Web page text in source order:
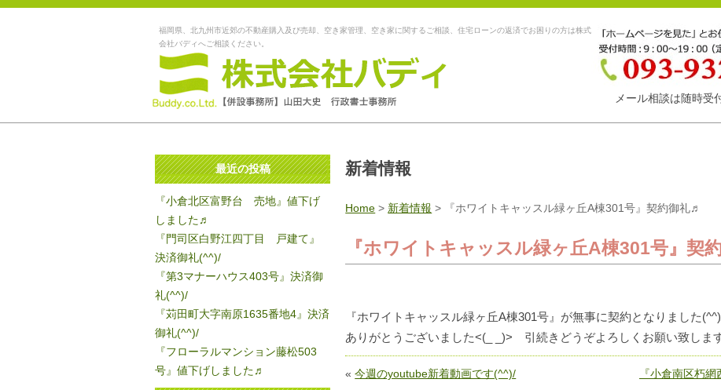
福岡県、北九州市近郊の不動産購入及び売却、空き家管理、空き家に関するご相談、住宅ローンの返済でお困りの方は株式
会社バディへご相談ください。
メール相談は随時受
新着情報
Home > 新着情報 > 『ホワイトキャッスル緑ヶ丘A棟301号』契約御礼♬
『ホワイトキャッスル緑ヶ丘A棟301号』契
『ホワイトキャッスル緑ヶ丘A棟301号』が無事に契約となりました
ありがとうございました<(_ _)> 引続きどうぞよろしくお願い致しま
«今週のyoutube新着動画です(^^)/ 『小倉南区朽
最近の投稿
『小倉北区富野台 売地』値下げ
しました♬
『門司区白野江四丁目 戸建て』
決済御礼(^^)/
『第3マナーハウス403号』決済御
礼(^^)/
『苅田町大字南原1635番地4』決済
御礼(^^)/
『フローラルマンション藤松503
号』値下げしました♬